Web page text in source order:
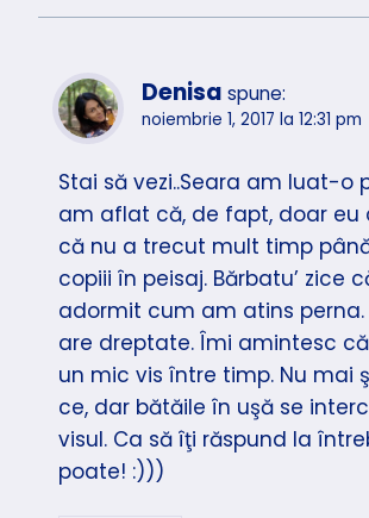
Denisa spune:
noiembrie 1, 2017 la 12:31 pm
Stai să vezi..Seara am luat-o
am aflat că, de fapt, doar eu
că nu a trecut mult timp
copiii în peisaj. Bărbatu’ zice
adormit cum am atins perna.
are dreptate. Îmi amintesc
un mic vis între timp. Nu mai
ce, dar bătăile în uşă se
visul. Ca să îţi răspund la
poate! :)))